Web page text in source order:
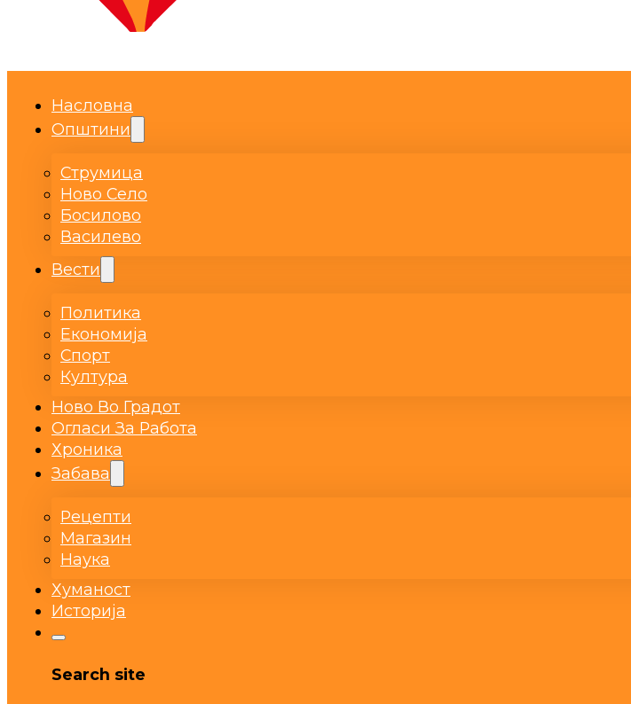
Насловна
Општини
Струмица
Ново Село
Босилово
Василево
Вести
Политика
Економија
Спорт
Култура
Ново Во Градот
Огласи За Работа
Хроника
Забава
Рецепти
Магазин
Наука
Хуманост
Историја
Search site